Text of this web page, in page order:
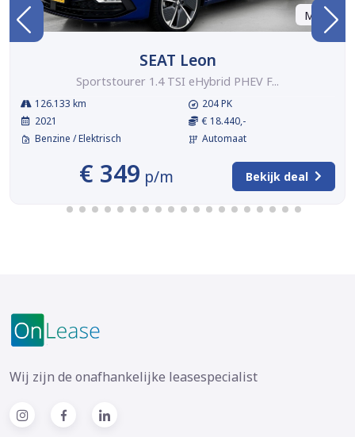
Marge
SEAT Leon
Sportstourer 1.4 TSI eHybrid PHEV F...
126.133 km
2021
Benzine / Elektrisch
204 PK
€ 18.440,-
Automaat
€ 349 p/m Bekijk deal
Wij zijn de onafhankelijke leasespecialist